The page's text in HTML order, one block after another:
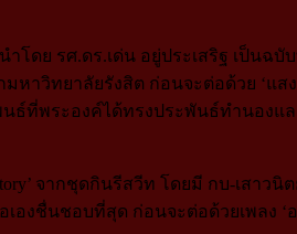
นำโดย รศ.ดร.เด่น อยู่ประเสริฐ เ
าวิทยาลัยรังสิต ก่อนจะต่อด้วย ‘แส
ธ์ที่พระองค์ได้ทรงประพันธ์ทำนองแ
จากชุดกินรีสวีท โดยมี กบ-เสาว
งชื่นชอบที่สุด ก่อนจะต่อด้วยเพลง ‘